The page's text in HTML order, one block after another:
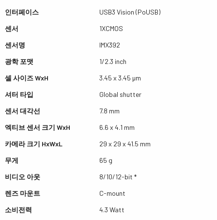
인터페이스
USB3 Vision (PoUSB)
센서
1XCMOS
센서명
IMX392
광학 포맷
1/2.3 inch
셀 사이즈 WxH
3.45 x 3.45 µm
셔터 타입
Global shutter
센서 대각선
7.8 mm
엑티브 센서 크기 WxH
6.6 x 4.1 mm
카메라 크기 HxWxL
29 x 29 x 41.5 mm
무게
65 g
비디오 아웃
8/10/12-bit *
렌즈 마운트
C-mount
소비전력
4.3 Watt